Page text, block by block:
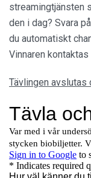
streamingtjänsten
den i dag? Svara
du automatiskt
Vinnaren kontaktas
Tävlingen avslutas